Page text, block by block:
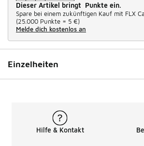
Dieser Artikel bringt Punkte ein.
Spare bei einem zukünftigen Kauf mit FLX
(25.000 Punkte = 5 €)
Melde dich kostenlos an
Einzelheiten
Hilfe & Kontakt